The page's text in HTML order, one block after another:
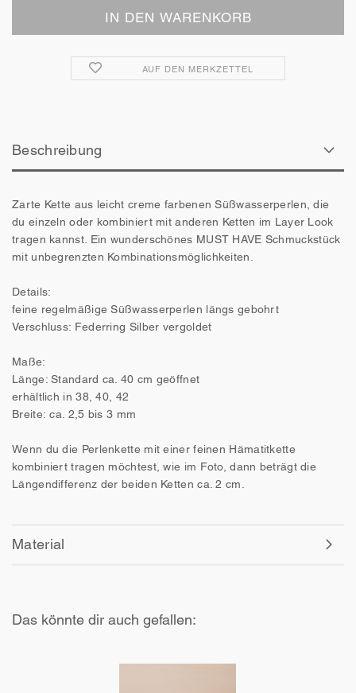
AUF DEN MERKZETTEL
Beschreibung
Zarte Kette aus leicht creme farbenen Süßwasserperlen, die
du einzeln oder kombiniert mit anderen Ketten im Layer Look
tragen kannst. Ein wunderschönes MUST HAVE Schmuckstück
mit unbegrenzten Kombinationsmöglichkeiten.
Details:
feine regelmäßige Süßwasserperlen längs gebohrt
Verschluss: Federring Silber vergoldet
Maße:
Länge: Standard ca. 40 cm geöffnet
erhältlich in 38, 40, 42
Breite: ca. 2,5 bis 3 mm
Wenn du die Perlenkette mit einer feinen Hämatitkette
kombiniert tragen möchtest, wie im Foto, dann beträgt die
Längendifferenz der beiden Ketten ca. 2 cm.
Material
Das könnte dir auch gefallen: